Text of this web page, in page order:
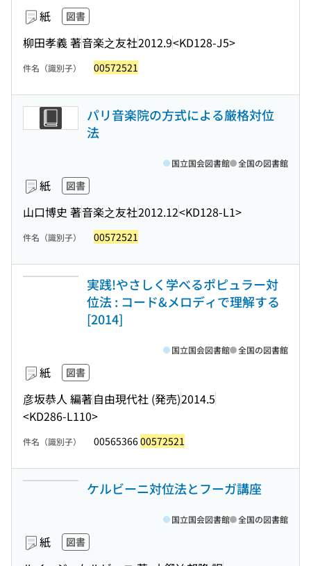
紙 図書
柳田孝義 著音楽之友社2012.9<KD128-J5>
件名（識別子） 00572521
パリ音楽院の方式による厳格対位
法
紙 図書
山口博史 著音楽之友社2012.12<KD128-L1>
国立国会図書館 全国の図書館
件名（識別子） 00572521
実践!やさしく学べるポピュラー対
位法 : コード&メロディで理解する
[2014]
紙 図書
彦坂恭人 編著自由現代社 (発売)2014.5
<KD286-L110>
国立国会図書館 全国の図書館
件名（識別子） 0056536600572521
ケルビーニ対位法とフーガ講座
紙 図書
国立国会図書館 全国の図書館